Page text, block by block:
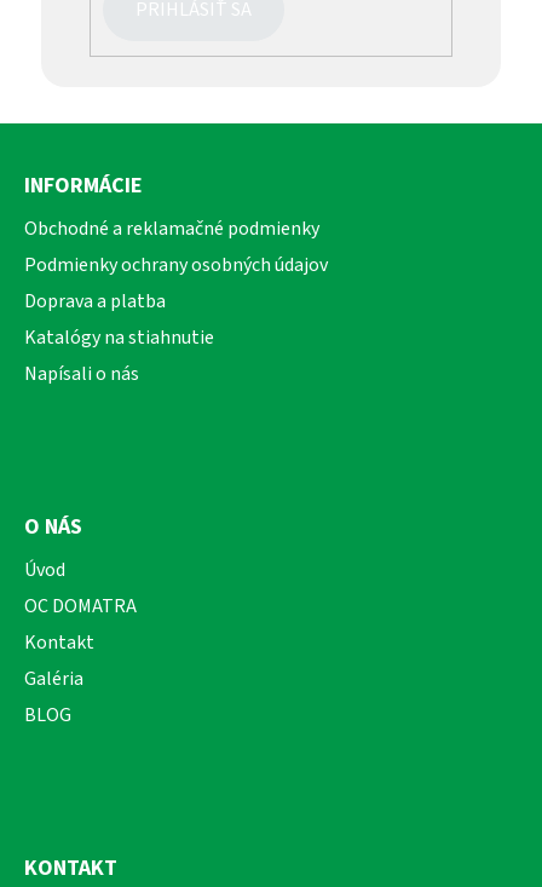
PRIHLÁSIŤ SA
Z
INFORMÁCIE
Obchodné a reklamačné podmienky
Podmienky ochrany osobných údajov
Doprava a platba
Katalógy na stiahnutie
Napísali o nás
O NÁS
Úvod
OC DOMATRA
Kontakt
Galéria
BLOG
KONTAKT